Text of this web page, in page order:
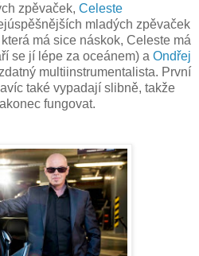
zpěvaček, Celeste
mladých zpěvaček
má sice náskok, Celeste má
se jí lépe za oceánem) a Ondřej
multiinstrumentalista. První
také vypadají slibně, takže
fungovat.